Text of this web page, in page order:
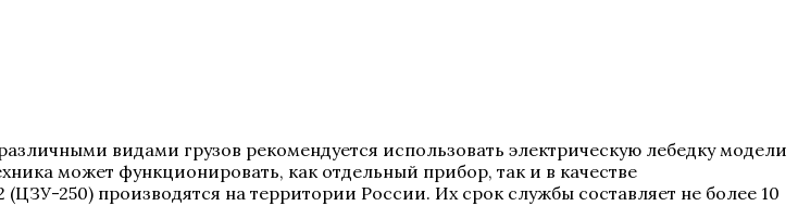
видами грузов рекомендуется использовать электрическую лебедку модели
может функционировать, как отдельный прибор, так и в качестве
250) производятся на территории России. Их срок службы составляет не более 10